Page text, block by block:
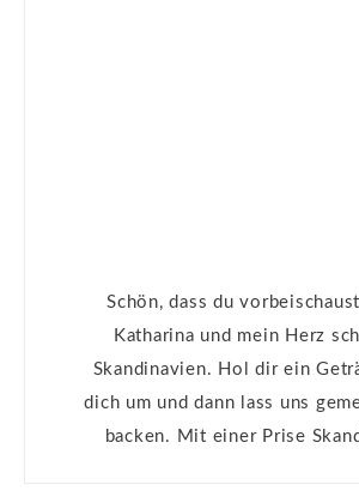
Schön, dass du
Katharina und mein Herz
Skandinavien. Hol dir ein
dich um und dann lass uns
backen. Mit einer Prise